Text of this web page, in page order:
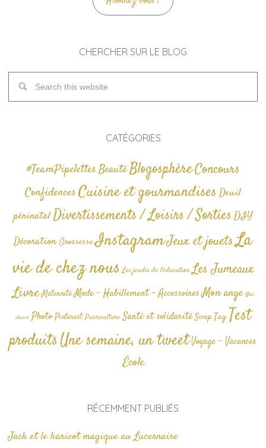
CHERCHER SUR LE BLOG
CATÉGORIES
#TeamPipelettesBeautéBlogosphèreConcours
Confidences Cuisine et gourmandises Deuil
périnatalDivertissements / Loisirs / SortiesDIY
Décoration GrossesseInstagramJeux et jouetsLa
vie de chez nous Les jeudis de l'éducation Les Jumeaux
Livre Maternité Mode - Habillement - AccessoiresMon ange Non
classé Photo Pinterest Puériculture Santé et solidarité Swap TagTest
produitsUne semaine, un tweetVoyage - Vacances
École
RÉCEMMENT PUBLIÉS
Jack et le haricot magique au Lucernaire